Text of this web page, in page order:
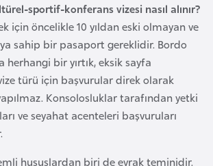
sportif-konferans vizesi nasıl alınır?
için öncelikle 10 yıldan eski olmayan ve
sahip bir pasaport gereklidir. Bordo
herhangi bir yırtık, eksik sayfa
türü için başvurular direk olarak
Konsolosluklar tarafından yetki
ve seyahat acenteleri başvuruları
hususlardan biri de evrak teminidir.